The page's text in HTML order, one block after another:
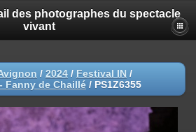
des photographes du spectacle
vivant
/ 2024 / Festival IN /
Fanny de Chaillé / PS1Z6355